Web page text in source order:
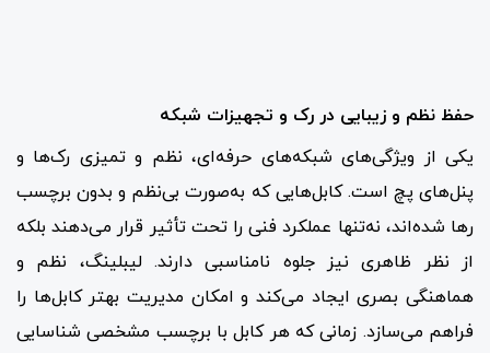
حفظ نظم و زیبایی در رک و تجهیزات شبکه
یکی از ویژگی‌های شبکه‌های حرفه‌ای، نظم و تمیزی رک‌ها و
پنل‌های پچ است. کابل‌هایی که به‌صورت بی‌نظم و بدون برچسب
رها شده‌اند، نه‌تنها عملکرد فنی را تحت تأثیر قرار می‌دهند بلکه
از نظر ظاهری نیز جلوه نامناسبی دارند. لیبلینگ، نظم و
هماهنگی بصری ایجاد می‌کند و امکان مدیریت بهتر کابل‌ها را
فراهم می‌سازد. زمانی که هر کابل با برچسب مشخصی شناسایی